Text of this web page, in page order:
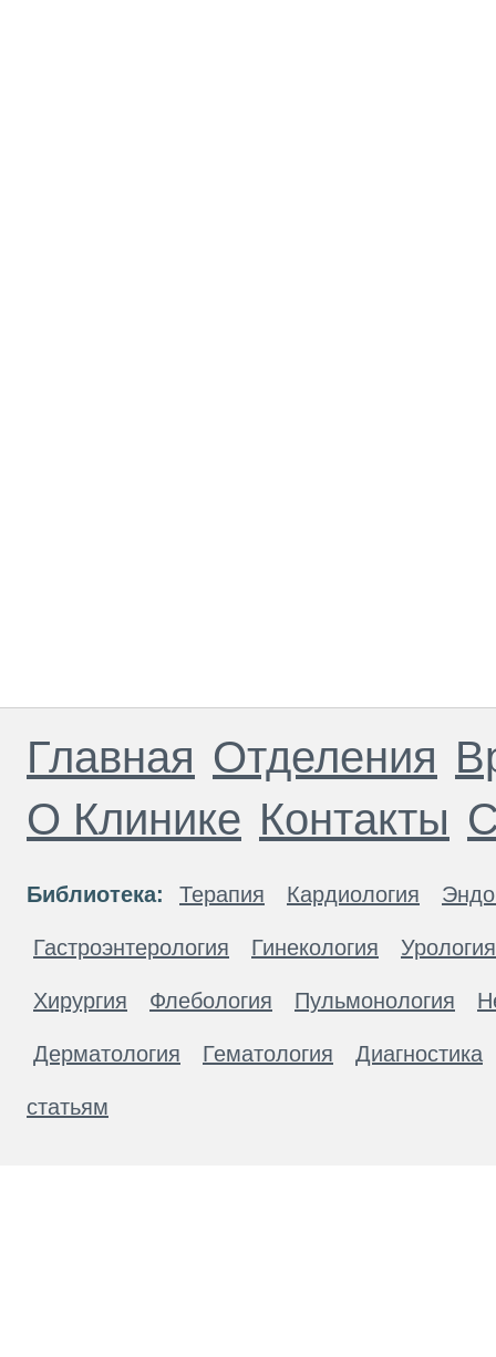
Главная Отделения
О Клинике Контакты
Библиотека: Терапия Кардиология
Гастроэнтерология Гинекология Урология
Хирургия Флебология Пульмонология
Дерматология Гематология Диагностика
статьям